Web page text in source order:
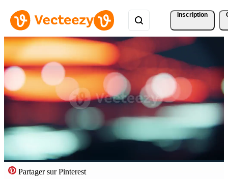
Inscription
Partager sur Pinterest